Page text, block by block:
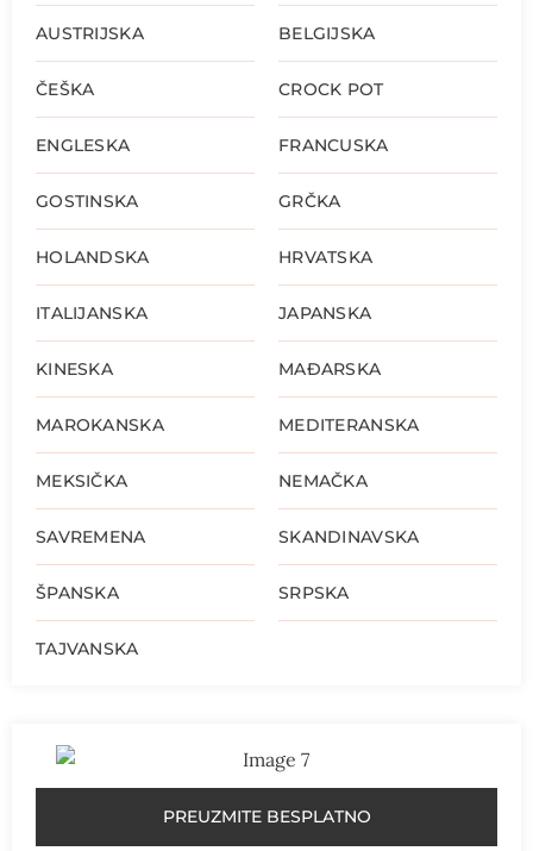
AUSTRIJSKA BELGIJSKA
ČEŠKA CROCK POT
ENGLESKA FRANCUSKA
GOSTINSKA GRČKA
HOLANDSKA HRVATSKA
ITALIJANSKA JAPANSKA
KINESKA MAĐARSKA
MAROKANSKA MEDITERANSKA
MEKSIČKA NEMAČKA
SAVREMENA SKANDINAVSKA
ŠPANSKA SRPSKA
TAJVANSKA
PREUZMITE BESPLATNO